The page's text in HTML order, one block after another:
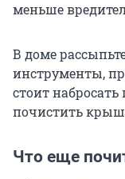
меньше
В доме
инструменты,
стоит
почистить
Что еще